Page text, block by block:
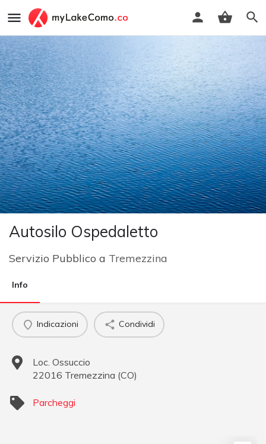
Autosilo Ospedaletto
Servizio Pubblico a Tremezzina
Info
Indicazioni Condividi
Loc. Ossuccio
22016 Tremezzina (CO)
Parcheggi